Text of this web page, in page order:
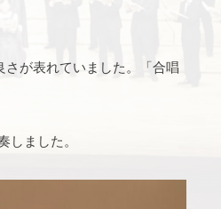
が表れていました。「合唱
ました。